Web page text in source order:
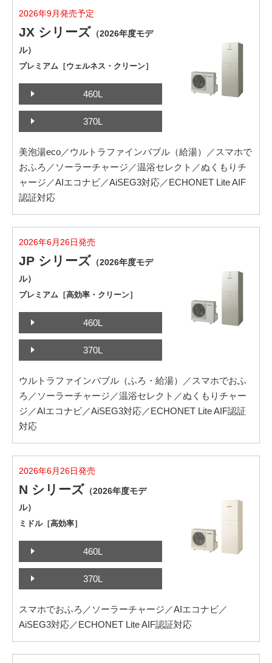
2026年9月発売予定
JX シリーズ （2026年度モデ
ル）
プレミアム［ウェルネス・クリーン］
460L
370L
美泡湯eco／ウルトラファインバブル（給湯）／スマホで
おふろ／ソーラーチャージ／温浴セレクト／ぬくもりチ
ャージ／AIエコナビ／AiSEG3対応／ECHONET Lite AIF
認証対応
2026年6月26日発売
JP シリーズ （2026年度モデ
ル）
プレミアム［高効率・クリーン］
460L
370L
ウルトラファインバブル（ふろ・給湯）／スマホでおふ
ろ／ソーラーチャージ／温浴セレクト／ぬくもりチャー
ジ／AIエコナビ／AiSEG3対応／ECHONET Lite AIF認証
対応
2026年6月26日発売
N シリーズ （2026年度モデ
ル）
ミドル［高効率］
460L
370L
スマホでおふろ／ソーラーチャージ／AIエコナビ／
AiSEG3対応／ECHONET Lite AIF認証対応